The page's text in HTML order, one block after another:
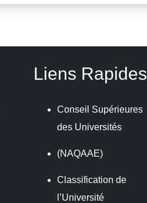
Liens Rapides
Conseil Supérieures
des Universités
(NAQAAE)
Classification de
l’Université